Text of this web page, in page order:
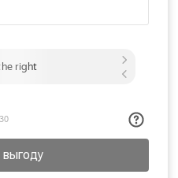
выгоду